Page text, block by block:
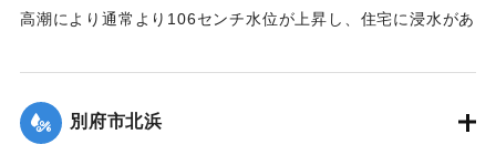
高潮により通常より106センチ水位が上昇し、住宅に浸水があ
別府市北浜